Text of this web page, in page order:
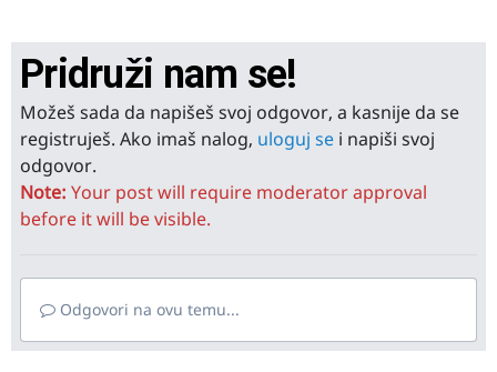
Pridruži nam se!
Možeš sada da napišeš svoj odgovor, a kasnije da se
registruješ. Ako imaš nalog, uloguj se i napiši svoj
odgovor.
Note: Your post will require moderator approval
before it will be visible.
Odgovori na ovu temu...